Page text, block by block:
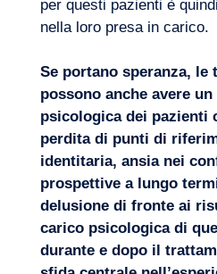
per questi pazienti è
nella loro presa in carico.
Se portano speranza, le
possono anche avere
psicologica dei pazienti
perdita di punti di
identitaria, ansia nei
prospettive a lungo
delusione di fronte ai
carico psicologica di
durante e dopo il